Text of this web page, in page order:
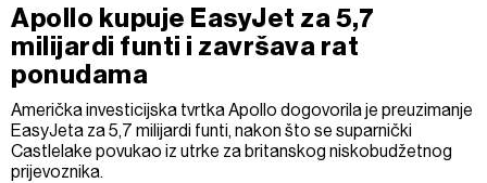
Apollo kupuje EasyJet za 5,7
milijardi funti i završava rat
ponudama
Američka investicijska tvrtka Apollo dogovorila je preuzimanje
EasyJeta za 5,7 milijardi funti, nakon što se suparnički
Castlelake povukao iz utrke za britanskog niskobudžetnog
prijevoznika.